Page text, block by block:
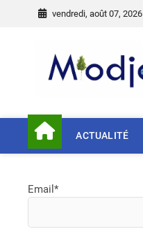
vendredi, août 07, 2026
ACTUALITÉ
Email*